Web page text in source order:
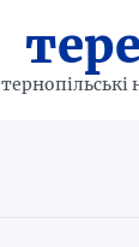
тернопільські